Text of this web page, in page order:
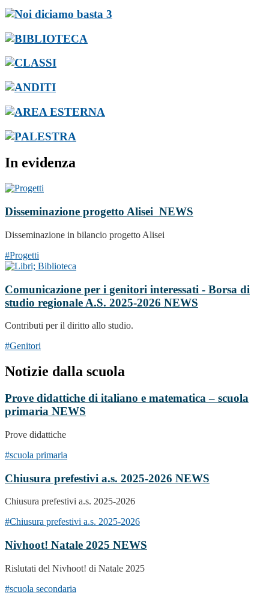
In evidenza
Disseminazione progetto Alisei NEWS
Disseminazione in bilancio progetto Alisei
#Progetti
Comunicazione per i genitori interessati - Borsa di
studio regionale A.S. 2025-2026 NEWS
Contributi per il diritto allo studio.
#Genitori
Notizie dalla scuola
Prove didattiche di italiano e matematica – scuola
primaria NEWS
Prove didattiche
#scuola primaria
Chiusura prefestivi a.s. 2025-2026 NEWS
Chiusura prefestivi a.s. 2025-2026
#Chiusura prefestivi a.s. 2025-2026
Nivhoot! Natale 2025 NEWS
Rislutati del Nivhoot! di Natale 2025
#scuola secondaria